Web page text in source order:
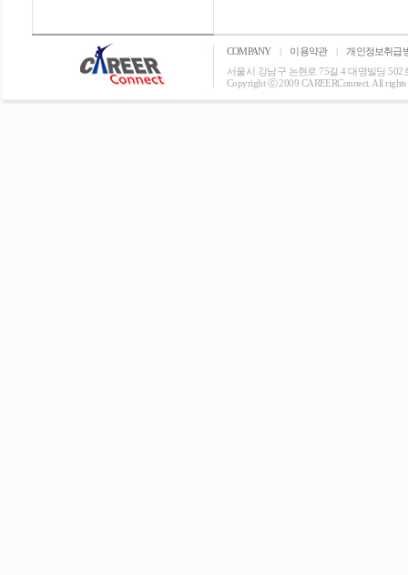
COMPANY | 이용약관 |
개인정보취급
서울시 강남구 논현로 75길 4 대명빌딩 502
Copyright ⓒ 2009 CAREERConnect. All rights